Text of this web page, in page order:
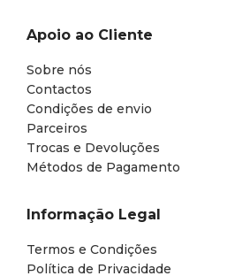
Apoio ao Cliente
Sobre nós
Contactos
Condições de envio
Parceiros
Trocas e Devoluções
Métodos de Pagamento
Informação Legal
Termos e Condições
Política de Privacidade